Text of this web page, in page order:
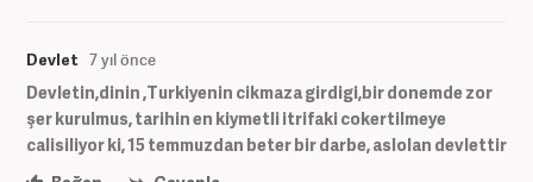
Devlet 7 yıl önce
Devletin,dinin ,Turkiyenin cikmaza girdigi,bir donemde zor
şer kurulmus, tarihin en kiymetli itrifaki cokertilmeye
calisiliyor ki, 15 temmuzdan beter bir darbe, aslolan devlettir